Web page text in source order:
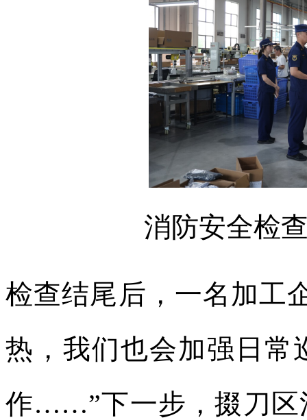
消防安全检
检查结尾后，一名加工
热，我们也会加强日常
作……”下一步，掇刀区